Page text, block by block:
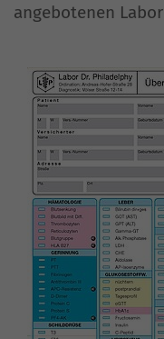
angebotenen